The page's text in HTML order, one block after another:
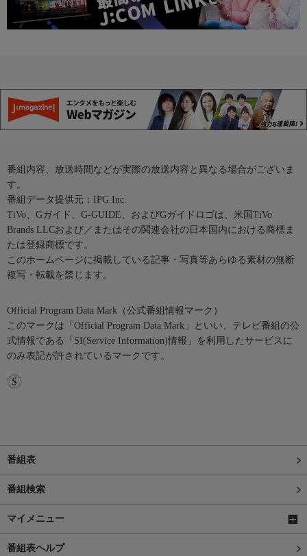
番組内容、放送時間などが実際の放送内容と異なる場合がございま
す。
番組データ提供元：IPG Inc.
TiVo、Gガイド、G-GUIDE、およびGガイドロゴは、米国TiVo
Brands LLCおよび／またはその関連会社の日本国内における商標ま
たは登録商標です。
このホームページに掲載している記事・写真等あらゆる素材の無断
複写・転載を禁じます。
Official Program Data Mark（公式番組情報マーク）
このマークは「Official Program Data Mark」といい、テレビ番組の公
式情報である「SI(Service Information)情報」を利用したサービスに
のみ表記が許されているマークです。
番組表
番組検索
マイメニュー
番組表ヘルプ